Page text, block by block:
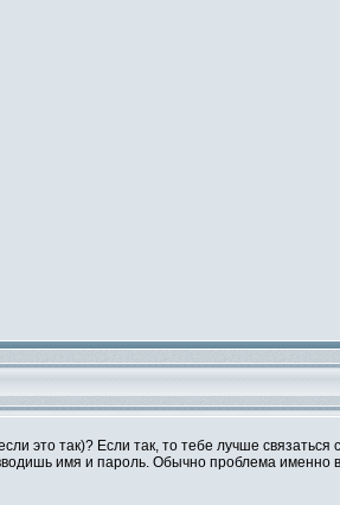
это так)? Если так, то тебе лучше
имя и пароль. Обычно проблема именно